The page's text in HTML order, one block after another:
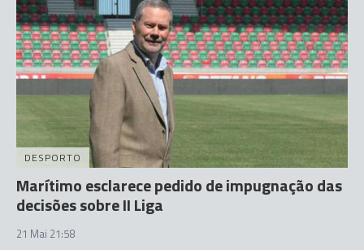
DESPORTO
Marítimo esclarece pedido de impugnação das
decisões sobre II Liga
21 Mai 21:58